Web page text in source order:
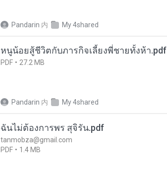
Pandarin 内 My 4shared
หนูน้อยสู้ชีวิตกับภารกิจเลี้ยงพี่ชายทั้งห้า.pdf
PDF 27.2 MB
Pandarin 内 My 4shared
ฉันไม่ต้องการพร สุจิรัน.pdf
tanmobza@gmail.com
PDF
1.4 MB